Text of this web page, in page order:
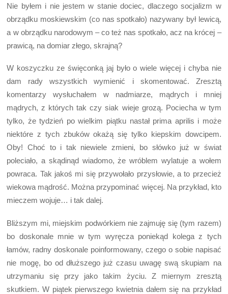
Nie byłem i nie jestem w stanie dociec, dlaczego socjalizm w
obrządku moskiewskim (co nas spotkało) nazywany był lewicą,
a w obrządku narodowym – co też nas spotkało, acz na krócej –
prawicą, na domiar złego, skrajną?
W koszyczku ze święconką jaj było o wiele więcej i chyba nie
dam rady wszystkich wymienić i skomentować. Zresztą
komentarzy wysłuchałem w nadmiarze, mądrych i mniej
mądrych, z których tak czy siak wieje grozą. Pociecha w tym
tylko, że tydzień po wielkim piątku nastał prima aprilis i może
niektóre z tych zbuków okażą się tylko kiepskim dowcipem.
Oby! Choć to i tak niewiele zmieni, bo słówko już w świat
poleciało, a skądinąd wiadomo, że wróblem wylatuje a wołem
powraca. Tak jakoś mi się przywołało przysłowie, a to przecież
wiekowa mądrość. Można przypominać więcej. Na przykład, kto
mieczem wojuje… i tak dalej.
Bliższym mi, miejskim podwórkiem nie zajmuję się (tym razem)
bo doskonale mnie w tym wyręcza poniekąd kolega z tych
łamów, radny doskonale poinformowany, czego o sobie napisać
nie mogę, bo od dłuższego już czasu uwagę swą skupiam na
utrzymaniu się przy jako takim życiu. Z miernym zresztą
skutkiem. W piątek pierwszego kwietnia dałem się na przykład